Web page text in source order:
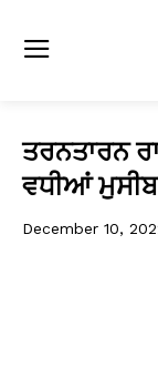
ਤਰਨਤਾਰਨ
ਵਧੀਆਂ
December 10,